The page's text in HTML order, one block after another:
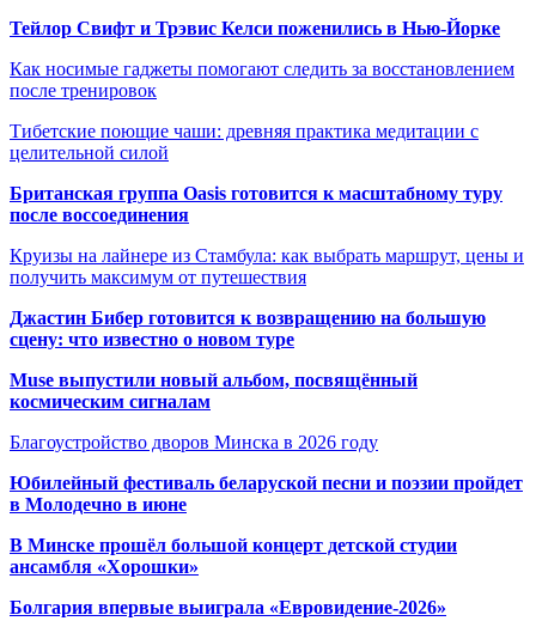
Тейлор Свифт и Трэвис Келси поженились в Нью-Йорке
Как носимые гаджеты помогают следить за восстановлением
после тренировок
Тибетские поющие чаши: древняя практика медитации с
целительной силой
Британская группа Oasis готовится к масштабному туру
после воссоединения
Круизы на лайнере из Стамбула: как выбрать маршрут, цены и
получить максимум от путешествия
Джастин Бибер готовится к возвращению на большую
сцену: что известно о новом туре
Muse выпустили новый альбом, посвящённый
космическим сигналам
Благоустройство дворов Минска в 2026 году
Юбилейный фестиваль беларуской песни и поэзии пройдет
в Молодечно в июне
В Минске прошёл большой концерт детской студии
ансамбля «Хорошки»
Болгария впервые выиграла «Евровидение-2026»